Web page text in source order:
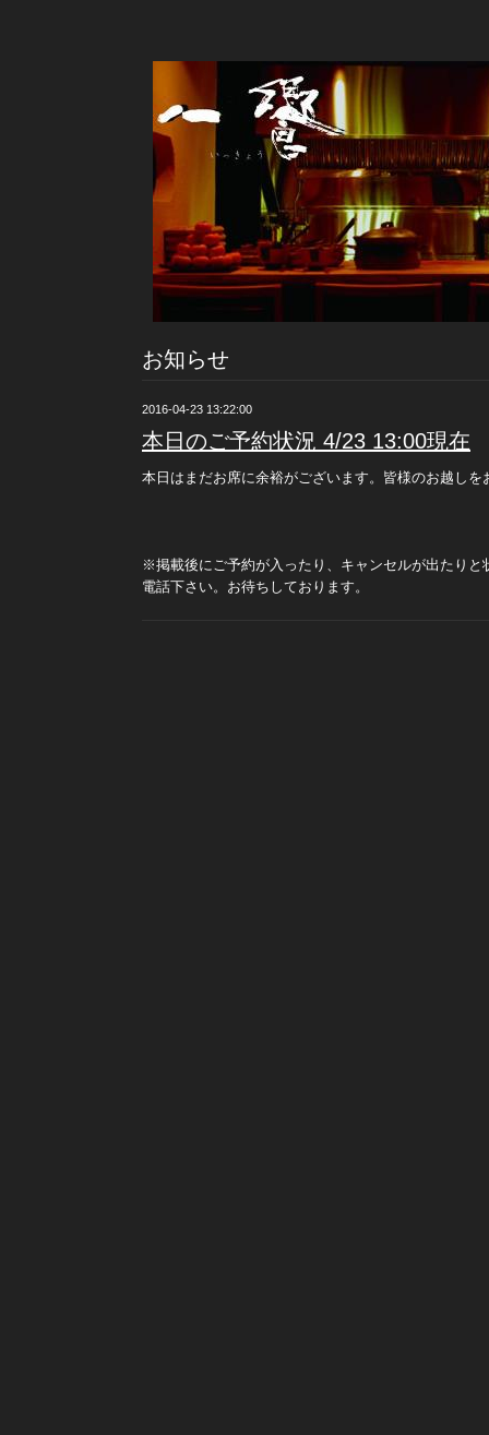
お知らせ
2016-04-23 13:22:00
本日のご予約状況 4/23 13:00現在
本日はまだお席に余裕がございます。皆様のお越しを
※掲載後にご予約が入ったり、キャンセルが出たりと
電話下さい。お待ちしております。